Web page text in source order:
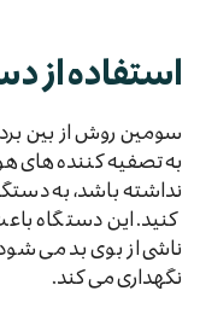
استفاده از
سومین روش از بین
به تصفیه کننده های
نداشته باشد، به
کنید. این دستگاه
ناشی از بوی بد می
نگهداری می کند.